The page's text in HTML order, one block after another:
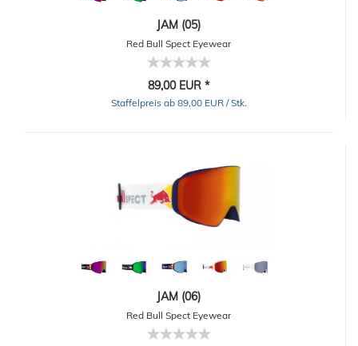
JAM (05)
Red Bull Spect Eyewear
89,00 EUR *
Staffelpreis ab 89,00 EUR / Stk.
JAM (06)
Red Bull Spect Eyewear